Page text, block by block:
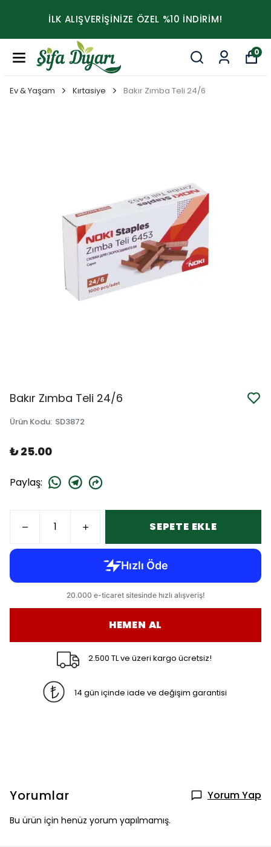
İLK ALIŞVERİŞİNİZE ÖZEL %10 İNDİRİM!
0
Ev & Yaşam Kırtasiye Bakır Zımba Teli 24/6
Bakır Zımba Teli 24/6
Ürün Kodu: SD3872
₺ 25.00
Paylaş:
SEPETE EKLE
HEMEN AL
2.500 TL ve üzeri kargo ücretsiz!
14 gün içinde iade ve değişim garantisi
Yorumlar Yorum Yap
Bu ürün için henüz yorum yapılmamış.